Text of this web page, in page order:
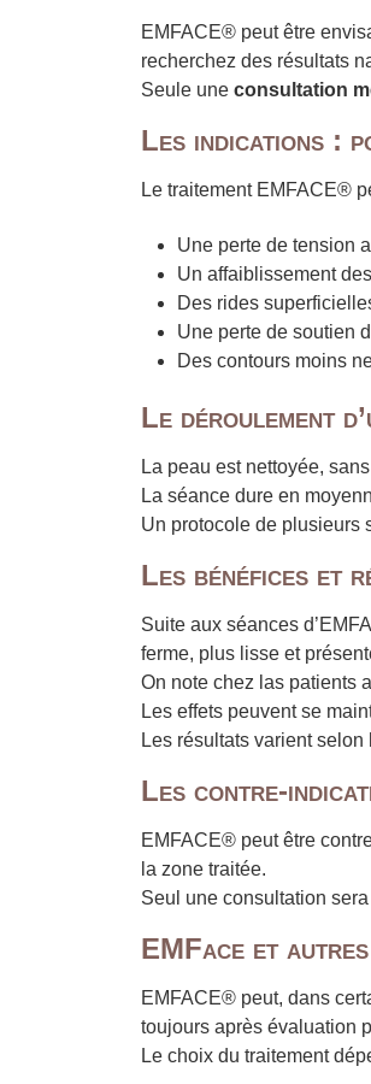
EMFACE® peut être
recherchez des résultats
Seule une consultation
Les indications :
Le traitement EMFACE®
Une perte de tension
Un affaiblissement
Des rides
Une perte de soutien
Des contours moins
Le déroulement
La peau est nettoyée,
La séance dure en
Un protocole de plusieurs
Les bénéfices et
Suite aux séances
ferme, plus lisse et
On note chez las patients
Les effets peuvent se
Les résultats varient
Les contre-
EMFACE® peut être
la zone traitée.
Seul une consultation
EMFace et
EMFACE® peut, dans
toujours après évaluation
Le choix du traitement